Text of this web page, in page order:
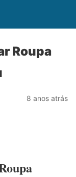
Roupa
8 anos atrás